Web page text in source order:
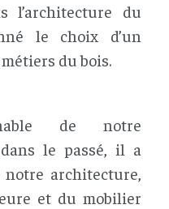
l’architecture du
le choix d’un
du bois.
de notre
le passé, il a
architecture,
et du mobilier